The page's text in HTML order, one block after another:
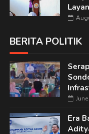
BERITA POLITIK
Era